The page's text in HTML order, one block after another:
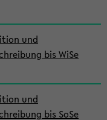
und
bis WiSe
und
bis SoSe